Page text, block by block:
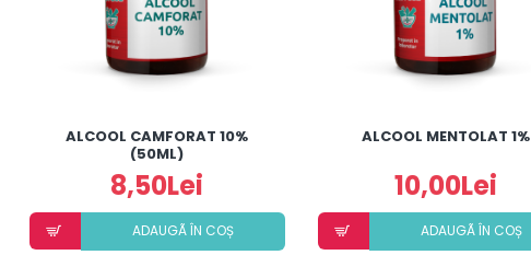
ALCOOL CAMFORAT 10%
(50ML)
8,50Lei
ADAUGÃ ÎN COȘ
ALCOOL MENTOLAT 1%
10,00Lei
ADAUGÃ ÎN COȘ